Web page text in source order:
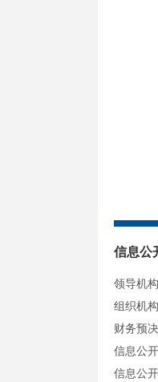
信息公
领导机构
组织机构
财务预
信息公
信息公